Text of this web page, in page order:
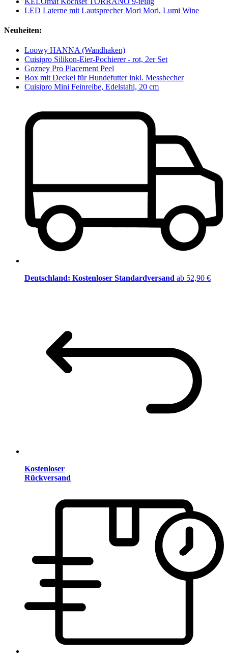
LED Laterne mit Lautsprecher Mori Mori, Lumi Wine
Neuheiten:
Loowy HANNA (Wandhaken)
Cuisipro Silikon-Eier-Pochierer - rot, 2er Set
Gozney Pro Placement Peel
Box mit Deckel für Hundefutter inkl. Messbecher
Cuisipro Mini Feinreibe, Edelstahl, 20 cm
Deutschland: Kostenloser Standardversand ab 52,90 €
Kostenloser
Rückversand